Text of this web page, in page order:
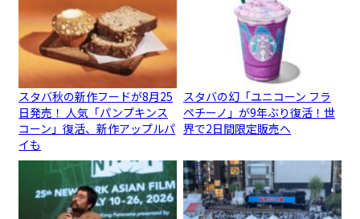
スタバ秋の新作フードが8月25
日発売！ 人気「パンプキンス
コーン」復活、新作アップルパ
イも
スタバの幻「ユニコーン フラ
ペチーノ」が9年ぶり復活！世
界で2日間限定販売へ